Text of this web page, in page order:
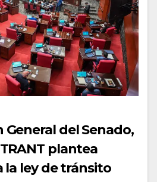
del Senado,
plantea
la ley de tránsito